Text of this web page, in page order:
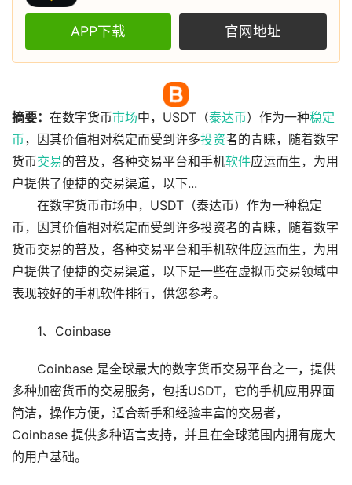
APP下载 官网地址
摘要： 在数字货币市场中，USDT（泰达币）作为一种稳定
币，因其价值相对稳定而受到许多投资者的青睐，随着数字
货币交易的普及，各种交易平台和手机软件应运而生，为用
户提供了便捷的交易渠道，以下...
在数字货币市场中，USDT（泰达币）作为一种稳定
币，因其价值相对稳定而受到许多投资者的青睐，随着数字
货币交易的普及，各种交易平台和手机软件应运而生，为用
户提供了便捷的交易渠道，以下是一些在虚拟币交易领域中
表现较好的手机软件排行，供您参考。
1、Coinbase
Coinbase 是全球最大的数字货币交易平台之一，提供
多种加密货币的交易服务，包括USDT，它的手机应用界面
简洁，操作方便，适合新手和经验丰富的交易者，
Coinbase 提供多种语言支持，并且在全球范围内拥有庞大
的用户基础。